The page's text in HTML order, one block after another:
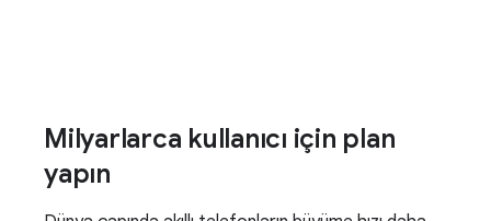
Milyarlarca kullanıcı için plan
yapın